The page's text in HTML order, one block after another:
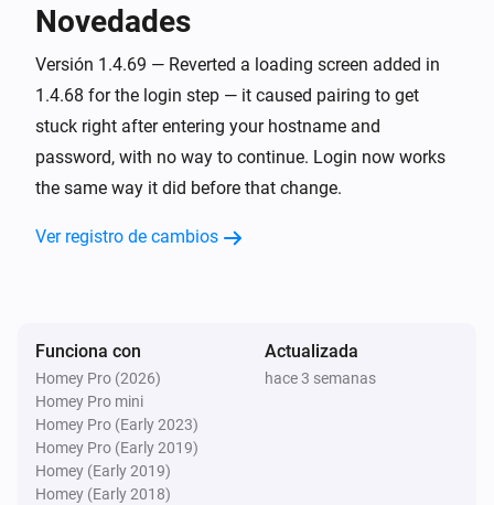
Entonces...
TP-Link Deco
Novedades
Versión 1.4.69 — Reverted a loading screen added in
1.4.68 for the login step — it caused pairing to get
stuck right after entering your hostname and
password, with no way to continue. Login now works
the same way it did before that change.
Ver registro de cambios
Funciona con
Homey Pro (2026)
Homey Pro mini
Homey Pro (Early 2023)
Homey Pro (Early 2019)
Homey (Early 2019)
Homey (Early 2018)
Actualizada
hace 3 semanas